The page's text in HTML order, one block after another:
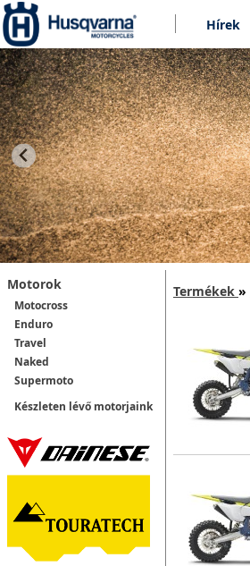
Hírek
Motorok
Motocross
Enduro
Travel
Naked
Supermoto
Készleten lévő motorjaink
Termékek »